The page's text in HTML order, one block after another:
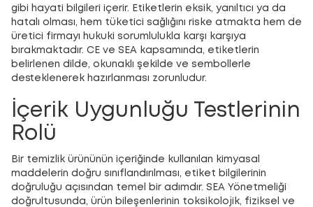
gibi hayati bilgileri içerir. Etiketlerin eksik, yanıltıcı ya da
hatalı olması, hem tüketici sağlığını riske atmakta hem de
üretici firmayı hukuki sorumlulukla karşı karşıya
bırakmaktadır. CE ve SEA kapsamında, etiketlerin
belirlenen dilde, okunaklı şekilde ve sembollerle
desteklenerek hazırlanması zorunludur.
İçerik Uygunluğu Testlerinin
Rolü
Bir temizlik ürününün içeriğinde kullanılan kimyasal
maddelerin doğru sınıflandırılması, etiket bilgilerinin
doğruluğu açısından temel bir adımdır. SEA Yönetmeliği
doğrultusunda, ürün bileşenlerinin toksikolojik, fiziksel ve